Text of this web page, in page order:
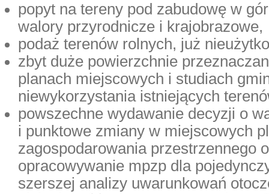
popyt na tereny pod zabudowę w
walory przyrodnicze i krajobrazowe,
podaż terenów rolnych, już
zbyt duże powierzchnie
planach miejscowych i studiach
niewykorzystania istniejących
powszechne wydawanie decyzji o
i punktowe zmiany w miejscowych
zagospodarowania przestrzennego
opracowywanie mpzp dla
szerszej analizy uwarunkowań